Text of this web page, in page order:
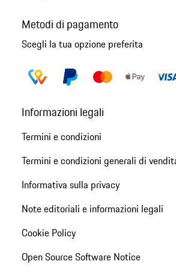
Metodi di pagamento
Scegli la tua opzione preferita
Informazioni legali
Termini e condizioni
Termini e condizioni generali di
Informativa sulla privacy
Note editoriali e informazioni legali
Cookie Policy
Open Source Software Notice